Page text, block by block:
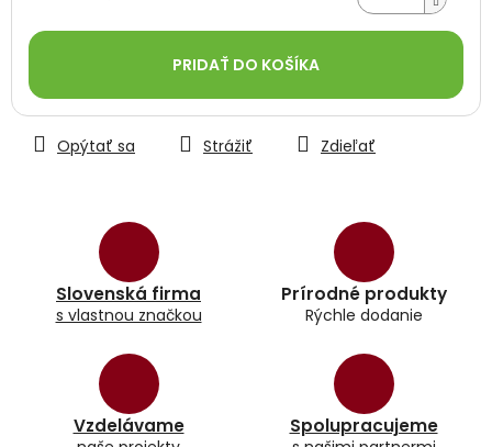
cena:
PRIDAŤ DO KOŠÍKA
Slovenská firma
s vlastnou značkou
Prírodné produkty
Rýchle dodanie
Vzdelávame Spolupracujeme
Opýtať sa Strážiť Zdieľať